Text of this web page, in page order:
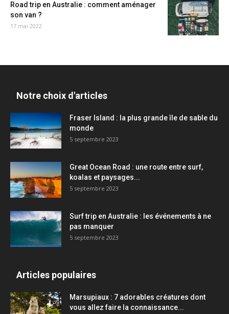
Road trip en Australie : comment aménager
son van ?
17 mai 2022
Notre choix d'articles
Fraser Island : la plus grande île de sable du
monde
5 septembre 2023
Great Ocean Road : une route entre surf,
koalas et paysages...
5 septembre 2023
Surf trip en Australie : les événements à ne
pas manquer
5 septembre 2023
Articles populaires
Marsupiaux : 7 adorables créatures dont
vous allez faire la connaissance...